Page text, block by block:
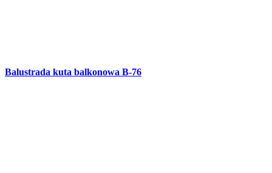
Furtka z elementami drewnianymi OG-79